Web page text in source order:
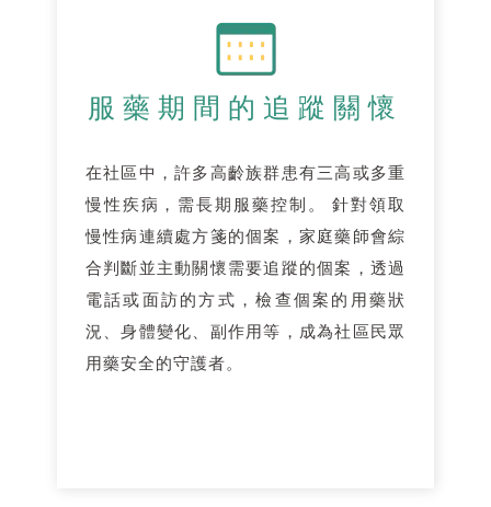
服藥期間的追蹤關懷
在社區中，許多高齡族群患有三高或多重
慢性疾病，需長期服藥控制。 針對領取
慢性病連續處方箋的個案，家庭藥師會綜
合判斷並主動關懷需要追蹤的個案，透過
電話或面訪的方式，檢查個案的用藥狀
況、身體變化、副作用等，成為社區民眾
用藥安全的守護者。